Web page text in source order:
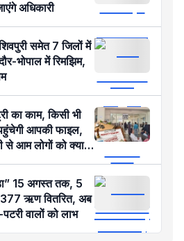
अधिकारी
समेत 7 जिलों में
भोपाल में रिमझिम,
का काम, किसी भी
आपकी फाइल,
से आम लोगों को क्या
15 अगस्त तक, 5
ऋण वितरित, अब
वालों को लाभ